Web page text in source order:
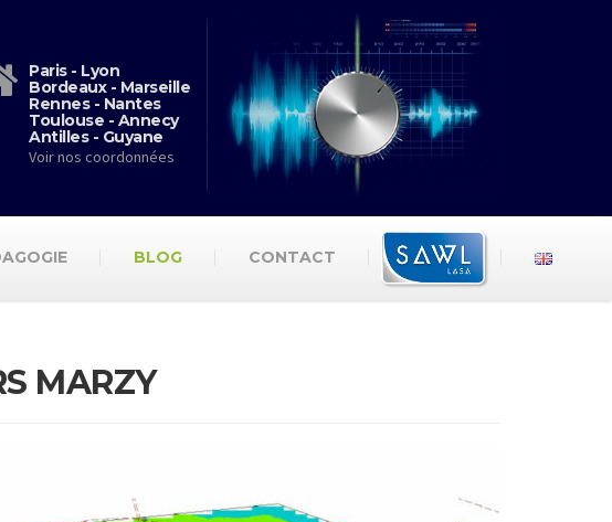
Paris - Lyon
Bordeaux - Marseille
Rennes - Nantes
Toulouse - Annecy
Antilles - Guyane
Voir nos coordonnées
BLOG CONTACT
MARZY